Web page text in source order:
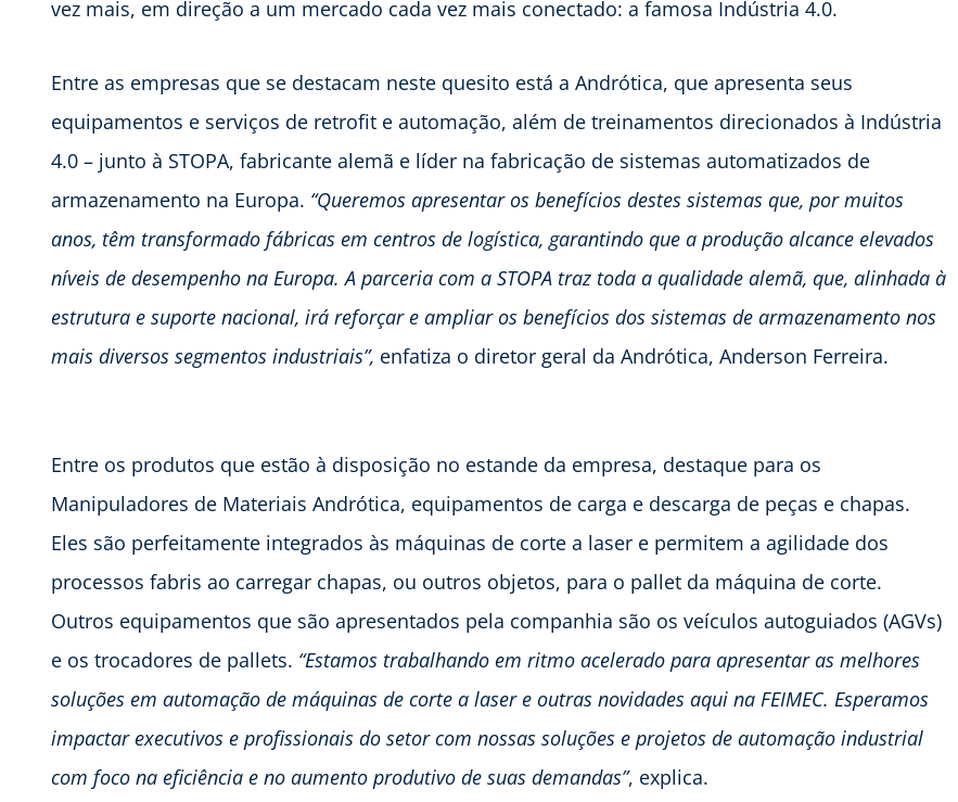
vez mais, em direção a um mercado cada vez mais conectado: a famosa Indústria 4.0.
Entre as empresas que se destacam neste quesito está a Andrótica, que apresenta seus
equipamentos e serviços de retrofit e automação, além de treinamentos direcionados à Indústria
4.0 – junto à STOPA, fabricante alemã e líder na fabricação de sistemas automatizados de
armazenamento na Europa. “Queremos apresentar os benefícios destes sistemas que, por muitos
anos, têm transformado fábricas em centros de logística, garantindo que a produção alcance elevados
níveis de desempenho na Europa. A parceria com a STOPA traz toda a qualidade alemã, que, alinhada à
estrutura e suporte nacional, irá reforçar e ampliar os benefícios dos sistemas de armazenamento nos
mais diversos segmentos industriais”, enfatiza o diretor geral da Andrótica, Anderson Ferreira.
Entre os produtos que estão à disposição no estande da empresa, destaque para os
Manipuladores de Materiais Andrótica, equipamentos de carga e descarga de peças e chapas.
Eles são perfeitamente integrados às máquinas de corte a laser e permitem a agilidade dos
processos fabris ao carregar chapas, ou outros objetos, para o pallet da máquina de corte.
Outros equipamentos que são apresentados pela companhia são os veículos autoguiados (AGVs)
e os trocadores de pallets. “Estamos trabalhando em ritmo acelerado para apresentar as melhores
soluções em automação de máquinas de corte a laser e outras novidades aqui na FEIMEC. Esperamos
impactar executivos e profissionais do setor com nossas soluções e projetos de automação industrial
com foco na eficiência e no aumento produtivo de suas demandas”, explica.